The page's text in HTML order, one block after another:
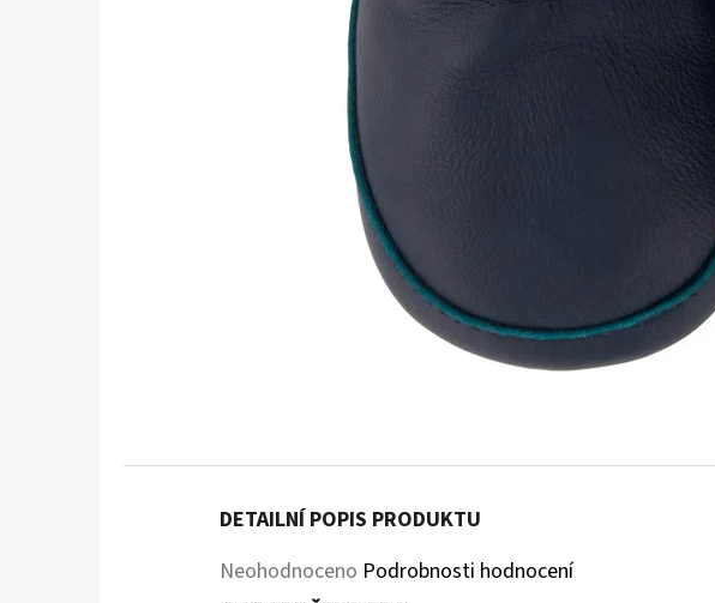
DETAILNÍ POPIS PRODUKTU
Průměrné
Neohodnoceno Podrobnosti hodnocení